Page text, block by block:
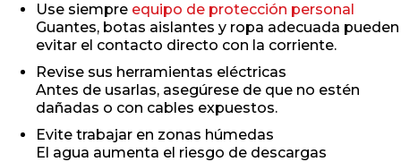
Use siempre equipo de protección personal
Guantes, botas aislantes y ropa adecuada pueden
evitar el contacto directo con la corriente.
Revise sus herramientas eléctricas
Antes de usarlas, asegúrese de que no estén
dañadas o con cables expuestos.
Evite trabajar en zonas húmedas
El agua aumenta el riesgo de descargas